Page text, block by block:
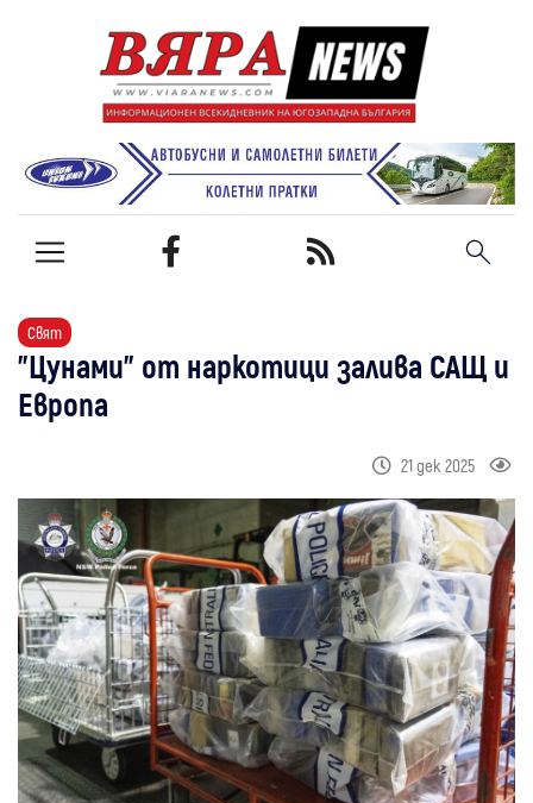
Свят
"Цунами" от наркотици залива САЩ и
Европа
21 дек 2025